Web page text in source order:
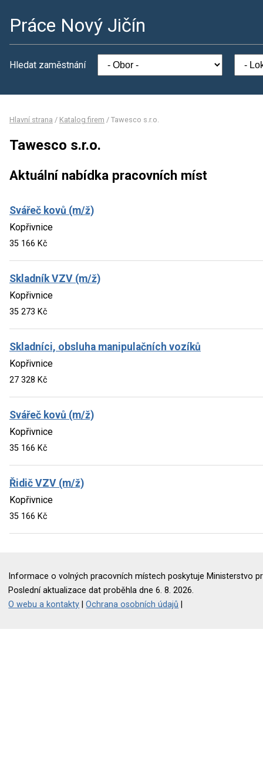
Práce Nový Jičín
Hledat zaměstnání
Hlavní strana / Katalog firem / Tawesco s.r.o.
Tawesco s.r.o.
Aktuální nabídka pracovních míst
Svářeč kovů (m/ž)
Kopřivnice
35 166 Kč
Skladník VZV (m/ž)
Kopřivnice
35 273 Kč
Skladníci, obsluha manipulačních vozíků
Kopřivnice
27 328 Kč
Svářeč kovů (m/ž)
Kopřivnice
35 166 Kč
Řidič VZV (m/ž)
Kopřivnice
35 166 Kč
Informace o volných pracovních místech poskytuje Ministerstvo
Poslední aktualizace dat proběhla dne 6. 8. 2026.
O webu a kontakty |Ochrana osobních údajů